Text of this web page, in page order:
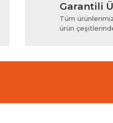
Garantili
Tüm
ürün